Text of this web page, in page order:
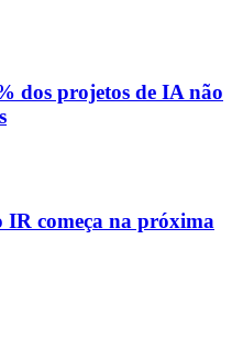
dos projetos de IA não
IR começa na próxima